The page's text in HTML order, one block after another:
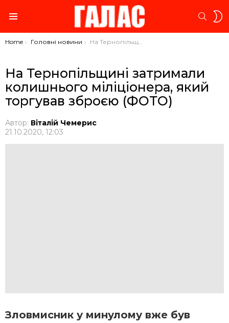
You are here:
Home Головні новини На Тернопільщині затримали колишнього міліціонера, який торгував зброєю (ФОТО)
На Тернопільщині затримали
колишнього міліціонера, який
торгував зброєю (ФОТО)
Автор: Віталій Чемерис
21.10.2020, 12:03
Зловмисник у минулому вже був